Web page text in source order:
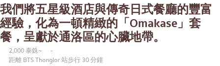
我們將五星級酒店與傳奇日式餐廳的豐富
經驗，化為一頓精緻的「Omakase」套
餐，呈獻於通洛區的心臟地帶。
2,000 泰銖~
-
距離 BTS Thonglor 站步行 30 分鐘